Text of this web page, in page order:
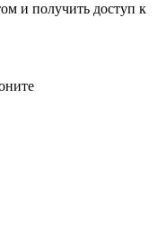
и получить доступ к